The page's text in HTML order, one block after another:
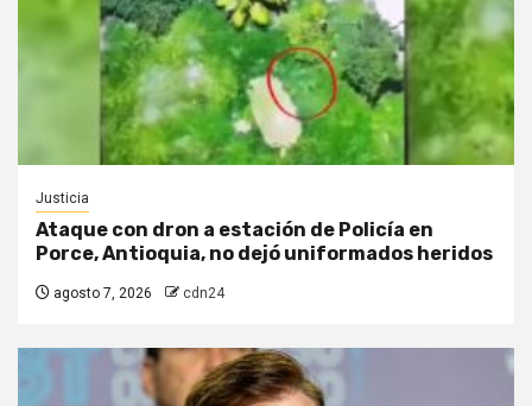
Justicia
Ataque con dron a estación de Policía en
Porce, Antioquia, no dejó uniformados heridos
agosto 7, 2026 cdn24